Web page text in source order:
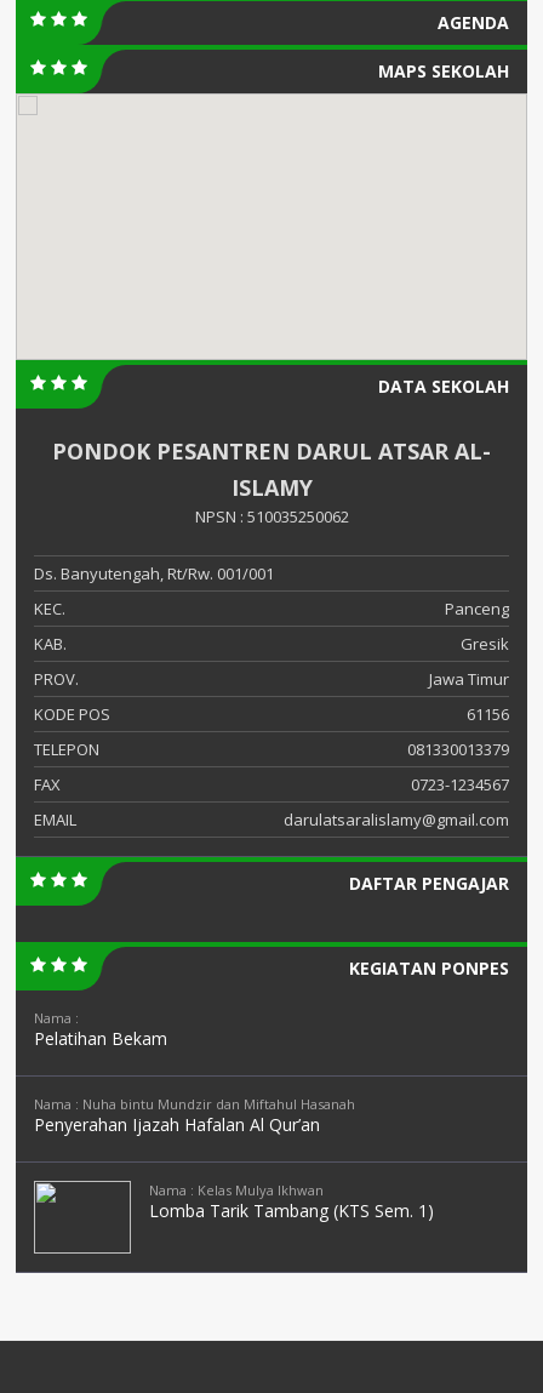
AGENDA
MAPS SEKOLAH
DATA SEKOLAH
PONDOK PESANTREN DARUL ATSAR AL-
ISLAMY
NPSN : 510035250062
Ds. Banyutengah, Rt/Rw. 001/001
KEC.
Panceng
KAB.
Gresik
PROV.
Jawa Timur
KODE POS
61156
TELEPON
081330013379
FAX
0723-1234567
EMAIL
darulatsaralislamy@gmail.com
DAFTAR PENGAJAR
KEGIATAN PONPES
Nama :
Pelatihan Bekam
Nama : Nuha bintu Mundzir dan Miftahul Hasanah
Penyerahan Ijazah Hafalan Al Qur’an
Nama : Kelas Mulya Ikhwan
Lomba Tarik Tambang (KTS Sem. 1)